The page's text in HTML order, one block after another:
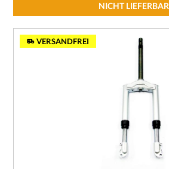
NICHT LIEFERBAR
VERSANDFREI